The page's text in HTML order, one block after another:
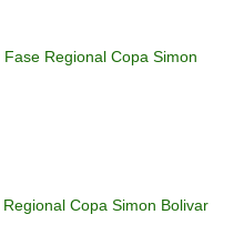
Regional Copa Simon
Copa Simon Bolivar